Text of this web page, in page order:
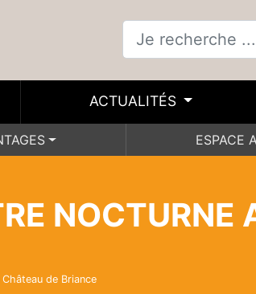
ACTUALITÉS
ESPACE
NOCTURNE
de Briance